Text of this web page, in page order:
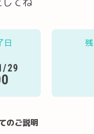
日
29
のご説明